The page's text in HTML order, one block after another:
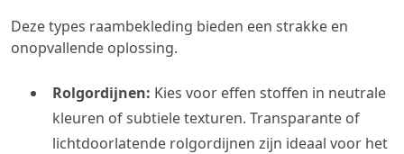
Deze types raambekleding bieden een strakke en
onopvallende oplossing.
Rolgordijnen: Kies voor effen stoffen in neutrale
kleuren of subtiele texturen. Transparante of
lichtdoorlatende rolgordijnen zijn ideaal voor het